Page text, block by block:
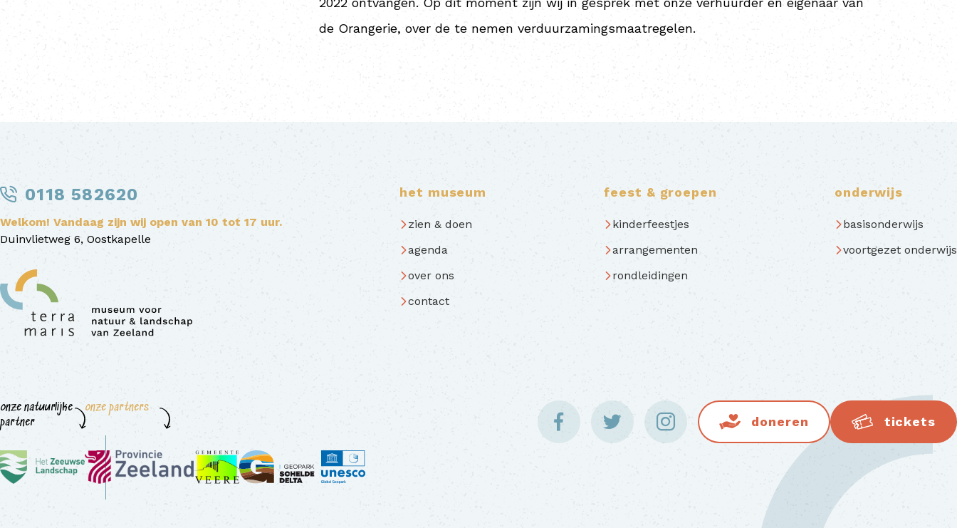
de Orangerie, over de te nemen verduurzamingsmaatregelen.
0118 582620
Welkom! Vandaag zijn wij open van 10 tot 17 uur.
Duinvlietweg 6, Oostkapelle
het museum
zien & doen
agenda
over ons
contact
feest & groepen
kinderfeestjes
arrangementen
rondleidingen
onderwijs
basisonderwijs
voortgezet onderwijs
onze natuurlijke
partner
onze partners
doneren tickets